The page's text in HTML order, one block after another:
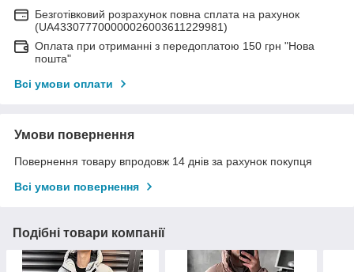
Безготівковий розрахунок повна сплата на рахунок
(UA433077700000026003611229981)
Оплата при отриманні з передоплатою 150 грн "Нова
пошта"
Всі умови оплати
Умови повернення
Повернення товару впродовж 14 днів за рахунок покупця
Всі умови повернення
Подібні товари компанії